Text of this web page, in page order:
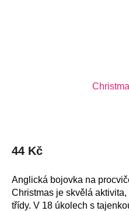
je
5
hvězdiček.
44 Kč
Anglická bojovka na
Christmas je skvělá
třídy. V 18 úkolech s